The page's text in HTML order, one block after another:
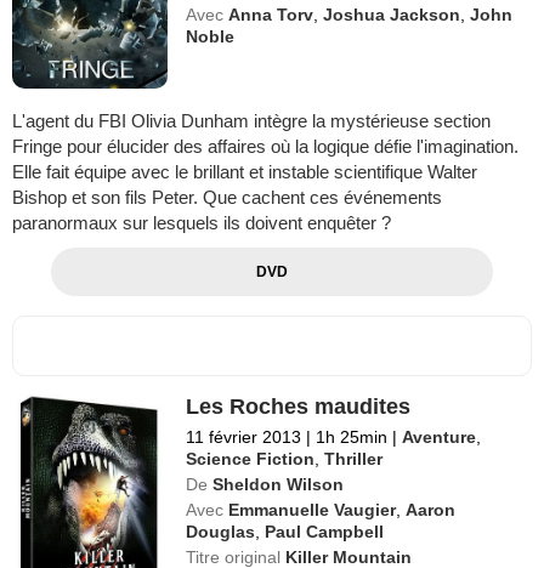
Avec Anna Torv ,Joshua Jackson ,John
Noble
L'agent du FBI Olivia Dunham intègre la mystérieuse section
Fringe pour élucider des affaires où la logique défie l'imagination.
Elle fait équipe avec le brillant et instable scientifique Walter
Bishop et son fils Peter. Que cachent ces événements
paranormaux sur lesquels ils doivent enquêter ?
DVD
Les Roches maudites
11 février 2013 | 1h 25min | Aventure
Science Fiction ,Thriller
De Sheldon Wilson
Avec Emmanuelle Vaugier,Aaron
Douglas
Paul Campbell
Titre original Killer Mountain